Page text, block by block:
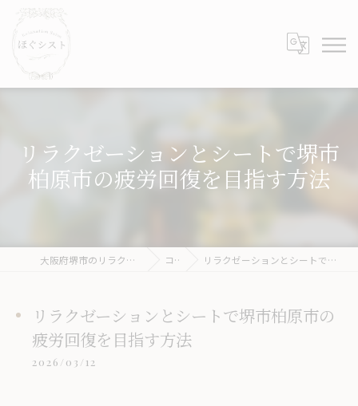
リラクゼーションとシートで堺市
柏原市の疲労回復を目指す方法
大阪府堺市のリラクゼーションならほぐシスト コラム リラクゼーションとシートで堺市柏原市の疲労回復を目指す方法
リラクゼーションとシートで堺市柏原市の
疲労回復を目指す方法
2026/03/12